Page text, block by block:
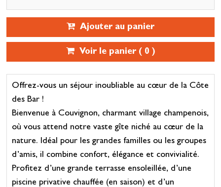
Ajouter au panier
Voir le panier ( 0 )
Offrez-vous un séjour inoubliable au cœur de la Côte
des Bar !
Bienvenue à Couvignon, charmant village champenois,
où vous attend notre vaste gîte niché au cœur de la
nature. Idéal pour les grandes familles ou les groupes
d’amis, il combine confort, élégance et convivialité.
Profitez d’une grande terrasse ensoleillée, d’une
piscine privative chauffée (en saison) et d’un